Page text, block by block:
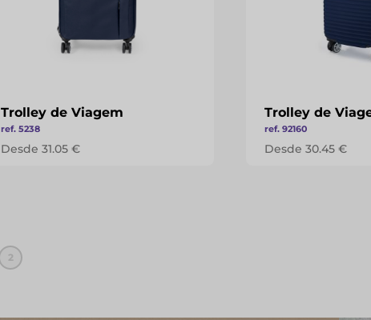
Trolley de Viagem
ref. 5238
Desde 31.05 €
Trolley de
ref. 92160
Desde 30.45 €
2